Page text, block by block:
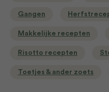
Gangen
Makkelijke recepten
Risotto recepten
Toetjes & ander zoets